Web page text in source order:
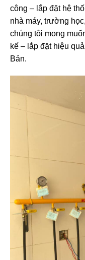
công – lắp đặt hệ
nhà máy, trường
chúng tôi mong
kế – lắp đặt hiệu
Bản.